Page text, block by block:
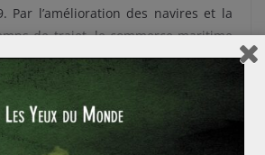
Par l’amélioration des navires et la
de trajet, le commerce maritime
permettant l’accroissement des
la pénétration économique de cette
puissances industrielles.
encore essentiellement agricole,